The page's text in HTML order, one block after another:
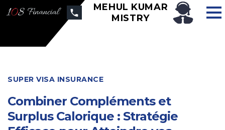
MEHUL KUMAR
MISTRY
SUPER VISA INSURANCE
Combiner Compléments et
Surplus Calorique : Stratégie